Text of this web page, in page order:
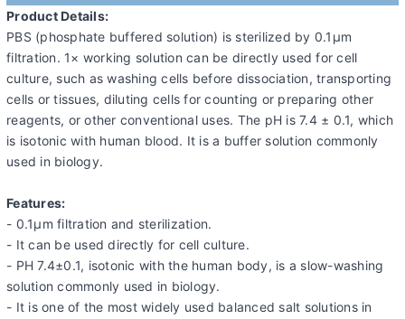
Product Details:
PBS (phosphate buffered solution) is sterilized by 0.1μm
filtration. 1× working solution can be directly used for cell
culture, such as washing cells before dissociation, transporting
cells or tissues, diluting cells for counting or preparing other
reagents, or other conventional uses. The pH is 7.4 ± 0.1, which
is isotonic with human blood. It is a buffer solution commonly
used in biology.
Features:
- 0.1μm filtration and sterilization.
- It can be used directly for cell culture.
- PH 7.4±0.1, isotonic with the human body, is a slow-washing
solution commonly used in biology.
- It is one of the most widely used balanced salt solutions in